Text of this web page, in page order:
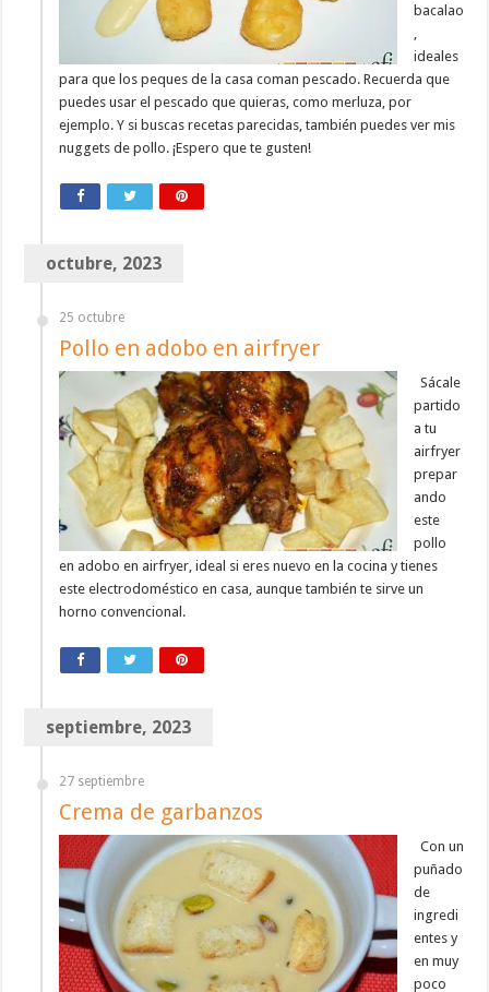
bacalao
,
ideales
para que los peques de la casa coman pescado. Recuerda que
puedes usar el pescado que quieras, como merluza, por
ejemplo. Y si buscas recetas parecidas, también puedes ver mis
nuggets de pollo. ¡Espero que te gusten!
octubre, 2023
25 octubre
Pollo en adobo en airfryer
Sácale
partido
a tu
airfryer
prepar
ando
este
pollo
en adobo en airfryer, ideal si eres nuevo en la cocina y tienes
este electrodoméstico en casa, aunque también te sirve un
horno convencional.
septiembre, 2023
27 septiembre
Crema de garbanzos
Con un
puñado
de
ingredi
entes y
en muy
poco